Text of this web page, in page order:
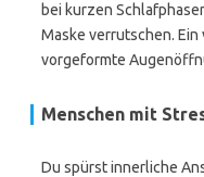
bei kurzen
Maske verrutschen.
vorgeformte
Menschen mit
Du spürst innerliche